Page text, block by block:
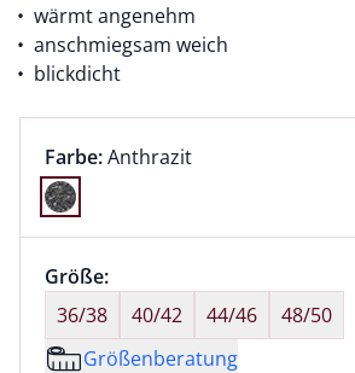
wärmt angenehm
anschmiegsam weich
blickdicht
Farbauswahl:
Farbe:aktuell ausgewählt:
Anthrazit
Farbe Anthrazit ausgewählt
Größenauswahl:
Größe:nichts ausgewählt
36/38
40/42 44/46
48/50
Größenberatung